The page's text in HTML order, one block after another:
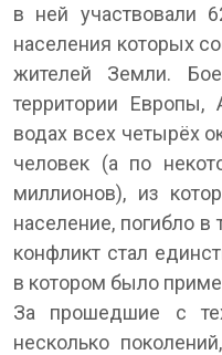
в ней участвовали
населения которых
жителей Земли.
территории
водах всех четырёх
человек (а по
миллионов), из
население, погибло
конфликт стал
в котором было
За прошедшие с
несколько